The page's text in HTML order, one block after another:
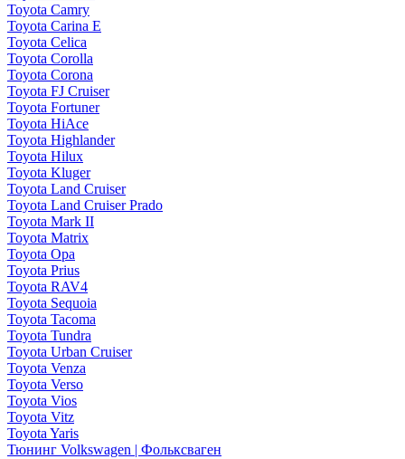
Toyota Camry
Toyota Carina E
Toyota Celica
Toyota Corolla
Toyota Corona
Toyota FJ Cruiser
Toyota Fortuner
Toyota HiAce
Toyota Highlander
Toyota Hilux
Toyota Kluger
Toyota Land Cruiser
Toyota Land Cruiser Prado
Toyota Mark II
Toyota Matrix
Toyota Opa
Toyota Prius
Toyota RAV4
Toyota Sequoia
Toyota Tacoma
Toyota Tundra
Toyota Urban Cruiser
Toyota Venza
Toyota Verso
Toyota Vios
Toyota Vitz
Toyota Yaris
Тюнинг Volkswagen | Фольксваген